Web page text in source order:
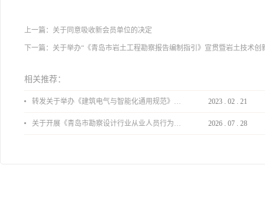
上一篇： 关于同意吸收新会员单位的决定
下一篇： 关于举办“《青岛市岩土工程勘察报告编制指引》宣贯暨岩土技术创
相关推荐：
转发关于举办《建筑电气与智能化通用规范》 GB55024-2022公益宣贯的通知 2023 02 21
关于开展《青岛市勘察设计行业从业人员行为导则》、《青岛市住宅工程设计审查品质提升指引（2026版）》宣贯活动的通知 2026 07 28